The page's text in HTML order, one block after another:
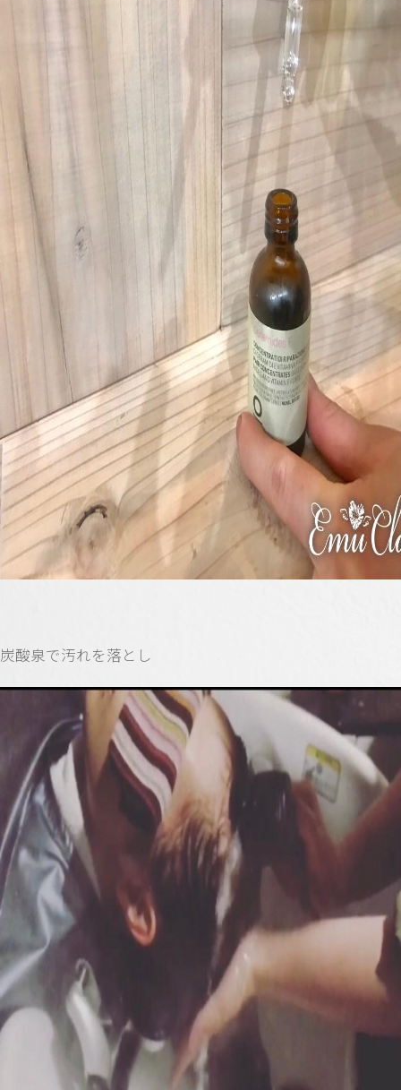
炭酸泉で汚れを落とし